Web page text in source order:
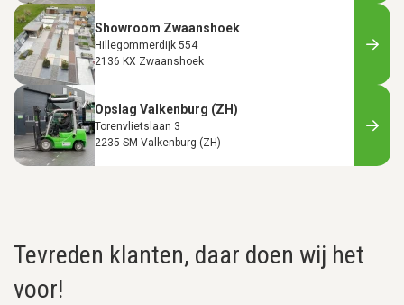
Showroom Zwaanshoek
Hillegommerdijk 554
2136 KX Zwaanshoek
Opslag Valkenburg (ZH)
Torenvlietslaan 3
2235 SM Valkenburg (ZH)
Tevreden klanten, daar doen wij het
voor!